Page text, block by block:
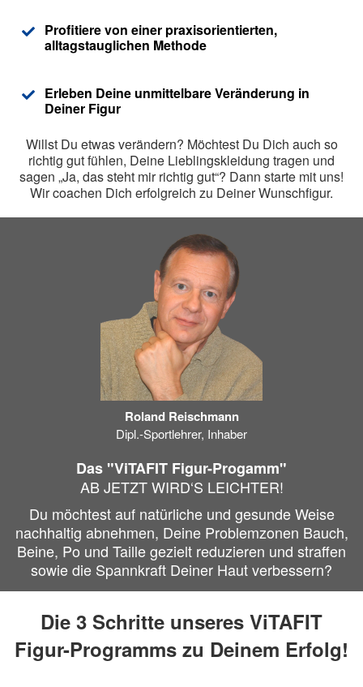
Profitiere von einer praxisorientierten,
alltagstauglichen Methode
Erleben Deine unmittelbare Veränderung in
Deiner Figur
Willst Du etwas verändern? Möchtest Du Dich auch so
richtig gut fühlen, Deine Lieblingskleidung tragen und
sagen „Ja, das steht mir richtig gut“? Dann starte mit uns!
Wir coachen Dich erfolgreich zu Deiner Wunschfigur.
Roland Reischmann
Dipl.-Sportlehrer, Inhaber
Das "ViTAFIT Figur-Progamm"
AB JETZT WIRD‘S LEICHTER!
Du möchtest auf natürliche und gesunde Weise
nachhaltig abnehmen, Deine Problemzonen Bauch,
Beine, Po und Taille gezielt reduzieren und straffen
sowie die Spannkraft Deiner Haut verbessern?
Die 3 Schritte unseres ViTAFIT
Figur-Programms zu Deinem Erfolg!